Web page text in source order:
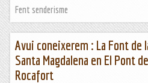
Fent senderisme
Avui coneixerem : La Font de
Santa Magdalena en El Pont
Rocafort